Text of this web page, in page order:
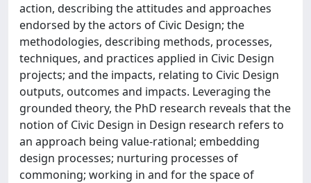
action, describing the attitudes and approaches
endorsed by the actors of Civic Design; the
methodologies, describing methods, processes,
techniques, and practices applied in Civic Design
projects; and the impacts, relating to Civic Design
outputs, outcomes and impacts. Leveraging the
grounded theory, the PhD research reveals that the
notion of Civic Design in Design research refers to
an approach being value-rational; embedding
design processes; nurturing processes of
commoning; working in and for the space of